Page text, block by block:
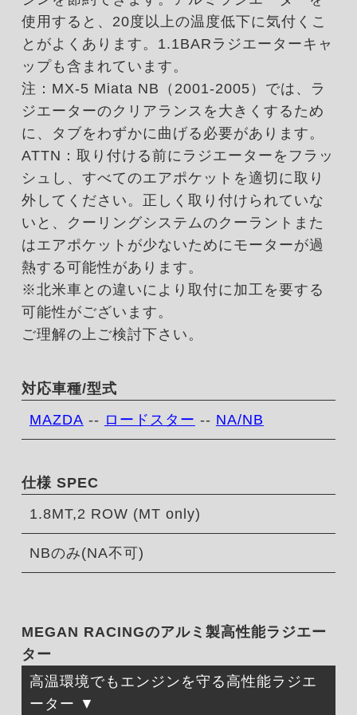
使用すると、20度以上の温度低下に気付くこ
とがよくあります。1.1BARラジエーターキャ
ップも含まれています。
注：MX-5 Miata NB（2001-2005）では、ラ
ジエーターのクリアランスを大きくするため
に、タブをわずかに曲げる必要があります。
ATTN：取り付ける前にラジエーターをフラッ
シュし、すべてのエアポケットを適切に取り
外してください。正しく取り付けられていな
いと、クーリングシステムのクーラントまた
はエアポケットが少ないためにモーターが過
熱する可能性があります。
※北米車との違いにより取付に加工を要する
可能性がございます。
ご理解の上ご検討下さい。
対応車種/型式
MAZDA -- ロードスター -- NA/NB
仕様 SPEC
1.8MT,2 ROW (MT only)
NBのみ(NA不可)
MEGAN RACINGのアルミ製高性能ラジエー
ター
高温環境でもエンジンを守る高性能ラジエ
ーター